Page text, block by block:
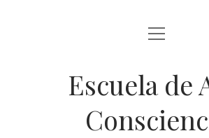
BLOG Y ARTÍCULOS
abrir
menú
Escuela de